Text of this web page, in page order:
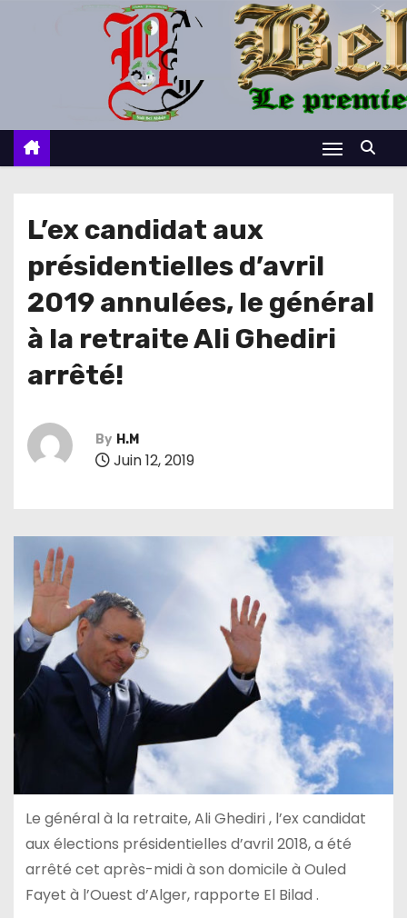
c
L’ex candidat aux
présidentielles d’avril
2019 annulées, le général
à la retraite Ali Ghediri
arrêté!
By H.M
Juin 12, 2019
Le général à la retraite, Ali Ghediri , l’ex candidat
aux élections présidentielles d’avril 2018, a été
arrêté cet après-midi à son domicile à Ouled
Fayet à l’Ouest d’Alger, rapporte El Bilad .